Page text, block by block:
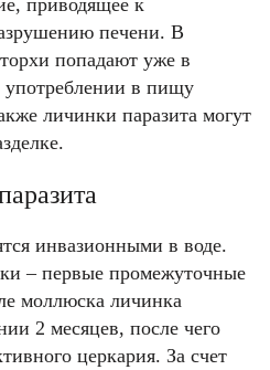
печени. В
попадают уже в
в пищу
личинки паразита могут
инвазионными в воде.
– первые промежуточные
моллюска личинка
2 месяцев, после чего
церкария. За счет